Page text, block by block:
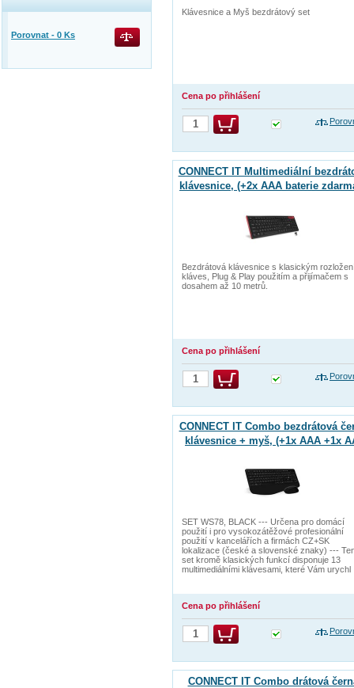
Klávesnice a Myš bezdrátový set
Cena po přihlášení
CONNECT IT Multimediální
klávesnice, (+2x AAA baterie
Bezdrátová klávesnice s klasickým
kláves, Plug & Play použitím a přijímačem s
dosahem až 10 metrů.
Cena po přihlášení
CONNECT IT Combo bezdrátová
klávesnice + myš, (+1x AAA +1x
SET WS78, BLACK --- Určena pro domácí
použití i pro vysokozátěžové profesionální
použití v kancelářích a firmách CZ+SK
lokalizace (české a slovenské znaky) ---
set kromě klasických funkcí disponuje 13
multimediálními klávesami, které Vám urychl
Cena po přihlášení
CONNECT IT Combo drátová
Porovnat - 0 Ks